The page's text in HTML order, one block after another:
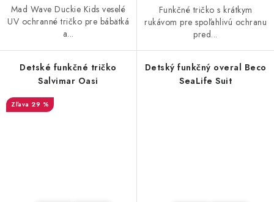
Mad Wave Duckie Kids veselé
UV ochranné tričko pre bábätká
a...
Funkčné tričko s krátkym
rukávom pre spoľahlivú ochranu
pred...
Detské funkčné tričko
Salvimar Oasi
29 %
Detský funkčný overal Beco
SeaLife Suit